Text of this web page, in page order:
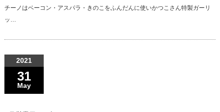
チーノはベーコン・アスパラ・きのこをふんだんに使いかつこさん特製ガーリ
ッ…
2021
31
May